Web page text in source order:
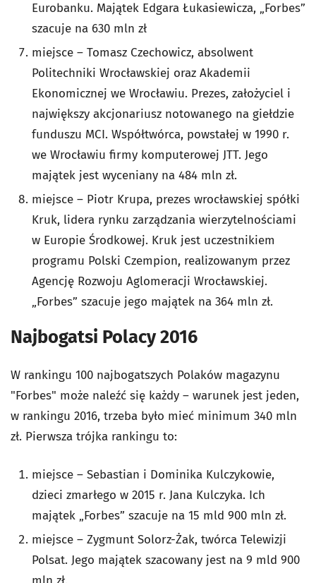
Eurobanku. Majątek Edgara Łukasiewicza, „Forbes”
szacuje na 630 mln zł
miejsce – Tomasz Czechowicz, absolwent
Politechniki Wrocławskiej oraz Akademii
Ekonomicznej we Wrocławiu. Prezes, założyciel i
największy akcjonariusz notowanego na giełdzie
funduszu MCI. Współtwórca, powstałej w 1990 r.
we Wrocławiu firmy komputerowej JTT. Jego
majątek jest wyceniany na 484 mln zł.
miejsce – Piotr Krupa, prezes wrocławskiej spółki
Kruk, lidera rynku zarządzania wierzytelnościami
w Europie Środkowej. Kruk jest uczestnikiem
programu Polski Czempion, realizowanym przez
Agencję Rozwoju Aglomeracji Wrocławskiej.
„Forbes” szacuje jego majątek na 364 mln zł.
Najbogatsi Polacy 2016
W rankingu 100 najbogatszych Polaków magazynu
"Forbes" może naleźć się każdy – warunek jest jeden,
w rankingu 2016, trzeba było mieć minimum 340 mln
zł. Pierwsza trójka rankingu to:
miejsce – Sebastian i Dominika Kulczykowie,
dzieci zmarłego w 2015 r. Jana Kulczyka. Ich
majątek „Forbes” szacuje na 15 mld 900 mln zł.
miejsce – Zygmunt Solorz-Żak, twórca Telewizji
Polsat. Jego majątek szacowany jest na 9 mld 900